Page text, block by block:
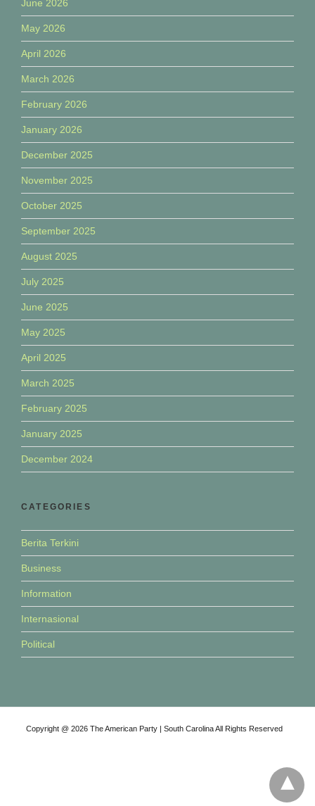
June 2026
May 2026
April 2026
March 2026
February 2026
January 2026
December 2025
November 2025
October 2025
September 2025
August 2025
July 2025
June 2025
May 2025
April 2025
March 2025
February 2025
January 2025
December 2024
CATEGORIES
Berita Terkini
Business
Information
Internasional
Political
Copyright @ 2026 The American Party | South Carolina All Rights Reserved